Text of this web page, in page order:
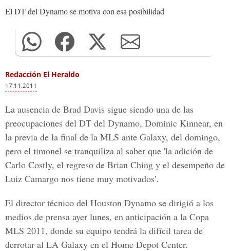
El DT del Dynamo se motiva con esa posibilidad
Redacción El Heraldo
17.11.2011
La ausencia de Brad Davis sigue siendo una de las
preocupaciones del DT del Dynamo, Dominic Kinnear, en
la previa de la final de la MLS ante Galaxy, del domingo,
pero el timonel se tranquiliza al saber que 'la adición de
Carlo Costly, el regreso de Brian Ching y el desempeño de
Luiz Camargo nos tiene muy motivados'.
El director técnico del Houston Dynamo se dirigió a los
medios de prensa ayer lunes, en anticipación a la Copa
MLS 2011, donde su equipo tendrá la difícil tarea de
derrotar al LA Galaxy en el Home Depot Center.